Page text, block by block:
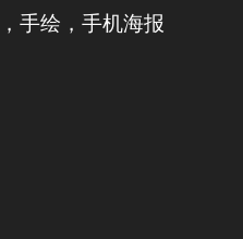
手绘，手机海报